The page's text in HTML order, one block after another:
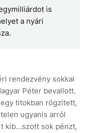
is
a nyári
rendezvény sokkal
Péter bevallott.
titokban rögzített,
ugyanis arról
kib…szott sok pénzt,